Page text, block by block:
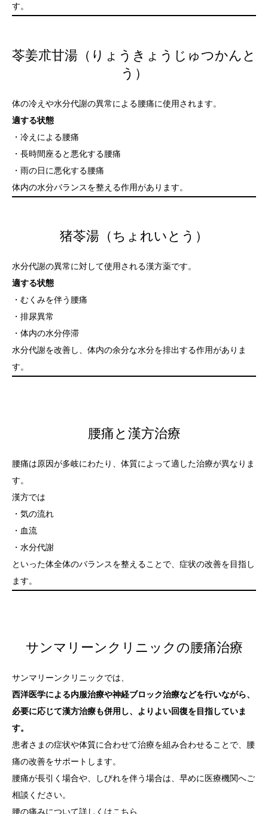
す。
苓姜朮甘湯（りょうきょうじゅつかんと
う）
体の冷えや水分代謝の異常による腰痛に使用されます。
適する状態
・冷えによる腰痛
・長時間座ると悪化する腰痛
・雨の日に悪化する腰痛
体内の水分バランスを整える作用があります。
猪苓湯（ちょれいとう）
水分代謝の異常に対して使用される漢方薬です。
適する状態
・むくみを伴う腰痛
・排尿異常
・体内の水分停滞
水分代謝を改善し、体内の余分な水分を排出する作用がありま
す。
腰痛と漢方治療
腰痛は原因が多岐にわたり、体質によって適した治療が異なりま
す。
漢方では
・気の流れ
・血流
・水分代謝
といった体全体のバランスを整えることで、症状の改善を目指し
ます。
サンマリーンクリニックの腰痛治療
サンマリーンクリニックでは、
西洋医学による内服治療や神経ブロック治療などを行いながら、
必要に応じて漢方治療も併用し、よりよい回復を目指していま
す。
患者さまの症状や体質に合わせて治療を組み合わせることで、腰
痛の改善をサポートします。
腰痛が長引く場合や、しびれを伴う場合は、早めに医療機関へご
相談ください。
腰の痛みについて詳しくはこちら